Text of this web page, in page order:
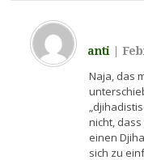
anti |
Naja, das
nicht,
einen
sich zu